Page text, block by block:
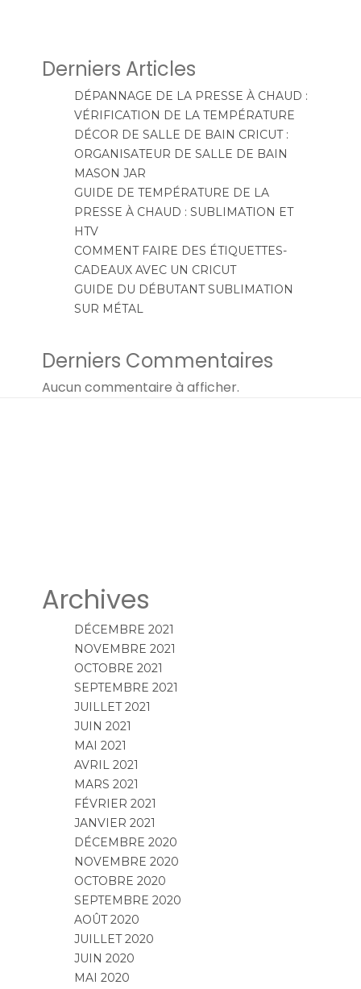
Derniers Articles
DÉPANNAGE DE LA PRESSE À CHAUD :
VÉRIFICATION DE LA TEMPÉRATURE
DÉCOR DE SALLE DE BAIN CRICUT :
ORGANISATEUR DE SALLE DE BAIN
MASON JAR
GUIDE DE TEMPÉRATURE DE LA
PRESSE À CHAUD : SUBLIMATION ET
HTV
COMMENT FAIRE DES ÉTIQUETTES-
CADEAUX AVEC UN CRICUT
GUIDE DU DÉBUTANT SUBLIMATION
SUR MÉTAL
Derniers Commentaires
Aucun commentaire à afficher.
Archives
DÉCEMBRE 2021
NOVEMBRE 2021
OCTOBRE 2021
SEPTEMBRE 2021
JUILLET 2021
JUIN 2021
MAI 2021
AVRIL 2021
MARS 2021
FÉVRIER 2021
JANVIER 2021
DÉCEMBRE 2020
NOVEMBRE 2020
OCTOBRE 2020
SEPTEMBRE 2020
AOÛT 2020
JUILLET 2020
JUIN 2020
MAI 2020